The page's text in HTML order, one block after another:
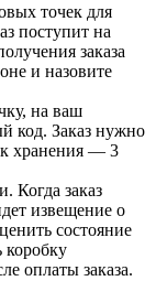
точек для
поступит на
заказа
и назовите
на ваш
код. Заказ нужно
хранения — 3
Когда заказ
извещение о
состояние
коробку
оплаты заказа.